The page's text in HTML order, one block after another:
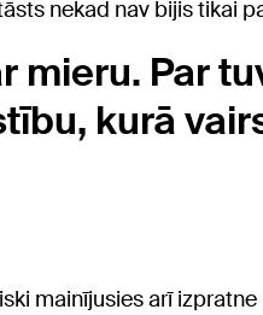
nekad nav bijis tikai
mieru. Par
kurā
mainījusies arī